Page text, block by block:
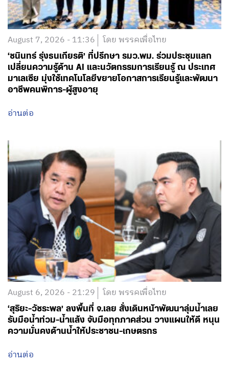
August 7, 2026 - 11:36 โดย พรรคเพื่อไทย
‘ชนินทร์ รุ่งธนเกียรติ’ ที่ปรึกษา รมว.พม. ร่วมประชุมแลก
เปลี่ยนความรู้ด้าน AI และนวัตกรรมการเรียนรู้ ณ ประเทศ
มาเลเซีย มุ่งใช้เทคโนโลยีขยายโอกาสการเรียนรู้และพัฒนา
อาชีพคนพิการ-ผู้สูงอายุ
อ่านต่อ
August 6, 2026 - 21:29 โดย พรรคเพื่อไทย
‘สุริยะ-วัชระพล’ ลงพื้นที่ จ.เลย สั่งเดินหน้าพัฒนาลุ่มน้ำเลย
รับมือน้ำท่วม-น้ำแล้ง จับมือทุกภาคส่วน วางแผนให้ดี หนุน
ความมั่นคงด้านน้ำให้ประชาชน-เกษตรกร
อ่านต่อ